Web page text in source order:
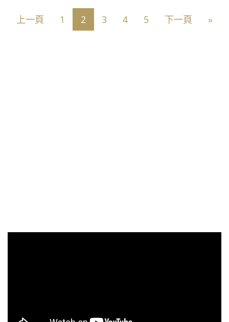
上一頁 1 2 3 4 5 下一頁 »